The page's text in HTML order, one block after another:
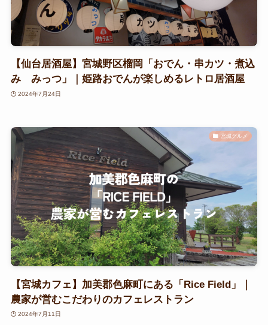
【仙台居酒屋】宮城野区榴岡「おでん・串カツ・煮込
み みっつ」｜姫路おでんが楽しめるレトロ居酒屋
2024年7月24日
宮城グルメ
【宮城カフェ】加美郡色麻町にある「Rice Field」｜
農家が営むこだわりのカフェレストラン
2024年7月11日